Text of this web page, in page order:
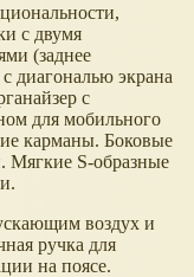
с двумя
(заднее
диагональю экрана
с
для мобильного
карманы. Боковые
Мягкие S-образные
воздух и
ручка для
на поясе.